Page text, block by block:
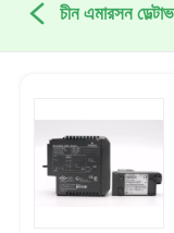
চীন এমারসন ডেল্টাভ